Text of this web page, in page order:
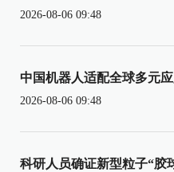
2026-08-06 09:48
中国机器人适配全球多元
2026-08-06 09:48
科研人员确证新型粒子“胶